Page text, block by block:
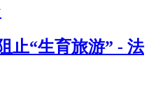
止“生育旅游” - 法